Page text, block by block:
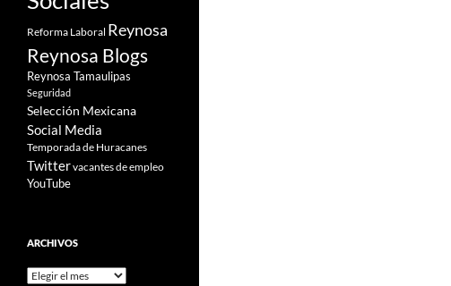
Reforma Laboral Reynosa
Reynosa Blogs
Reynosa Tamaulipas
Seguridad
Selección Mexicana
Social Media
Temporada de Huracanes
Twittervacantes de empleo
YouTube
ARCHIVOS
Archivos